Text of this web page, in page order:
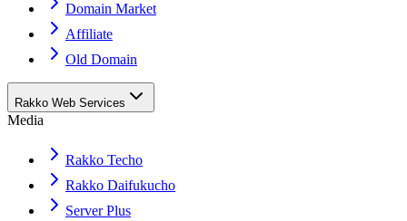
Domain Market
Affiliate
Old Domain
Rakko Web Services
Media
Rakko Techo
Rakko Daifukucho
Server Plus